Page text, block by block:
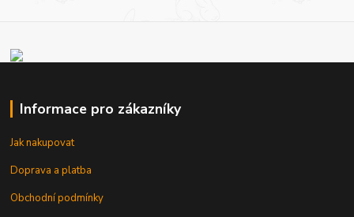
Informace pro zákazníky
Jak nakupovat
Doprava a platba
Obchodní podmínky